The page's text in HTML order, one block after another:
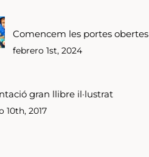
Comencem les portes obertes
febrero 1st, 2024
gran llibre il·lustrat
10th, 2017